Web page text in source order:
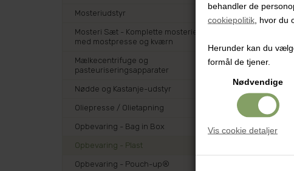
behandler de
cookiepolitik , hvor
Herunder kan du
formål de tjener.
Nødvendige
Vis cookie detaljer
Mosteriudstyr
Mosteri Sæt - Komplette mosterier
med mostpresse og kværn
Mælkecentrifuge og
pasteuriseringsapparater
Nødde og Kastanje-udstyr
Oliepresse / Olietapning
Opbevaring - Bag in Box
Opbevaring - Plast
Opbevaring - Pouch-up®